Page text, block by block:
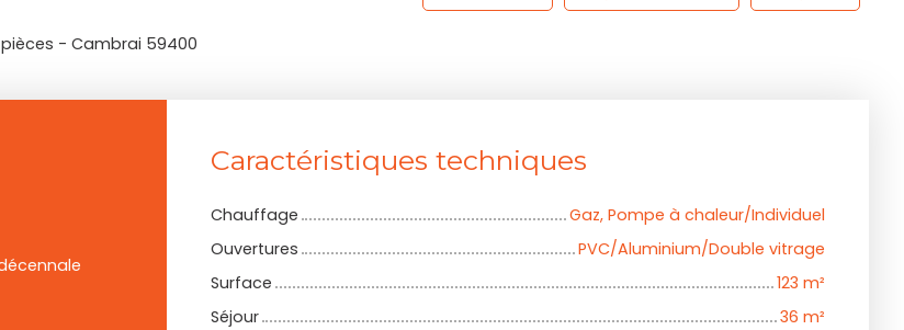
- Cambrai 59400
Caractéristiques techniques
Chauffage
Gaz, Pompe à chaleur/Individuel
Ouvertures
PVC/Aluminium/Double vitrage
Surface
123 m²
Séjour
36 m²